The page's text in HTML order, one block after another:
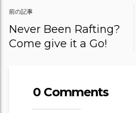
Post
navigation
前の記事
Never Been Rafting?
Come give it a Go!
0 Comments